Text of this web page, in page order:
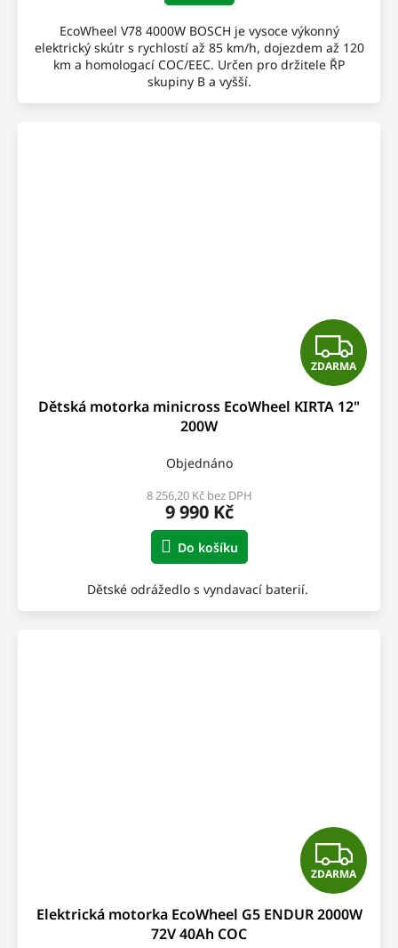
EcoWheel V78 4000W BOSCH je vysoce výkonný
elektrický skútr s rychlostí až 85 km/h, dojezdem až 120
km a homologací COC/EEC. Určen pro držitele ŘP
skupiny B a vyšší.
Z
D
A
ZDARMA
Dětská motorka minicross EcoWheel KIRTA 12"
200W
Objednáno
8 256,20 Kč bez DPH
9 990 Kč
Do košíku
Dětské odrážedlo s vyndavací baterií.
Z
D
A
ZDARMA
Elektrická motorka EcoWheel G5 ENDUR 2000W
72V 40Ah COC